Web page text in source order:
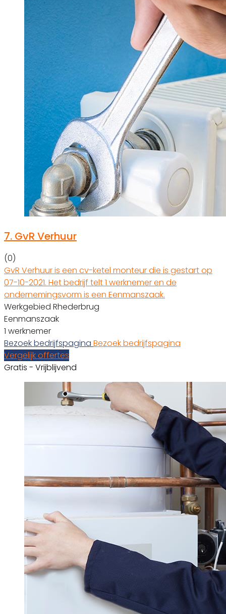
7. GvR Verhuur
(0)
GvR Verhuur is een cv-ketel monteur die is gestart op
07-10-2021. Het bedrijf telt 1 werknemer en de
ondernemingsvorm is een Eenmanszaak.
Werkgebied Rhederbrug
Eenmanszaak
1 werknemer
Bezoek bedrijfspagina Bezoek bedrijfspagina
Vergelijk offertes
Gratis - Vrijblijvend